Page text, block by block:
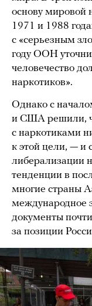
основу мировой
1971 и 1988
с «серьезным
году ООН
человечество
наркотиков».
Однако c
и США решили,
с наркотиками
к этой цели, — и
либерализации
тенденции в
многие страны
международное
документы
за позиции